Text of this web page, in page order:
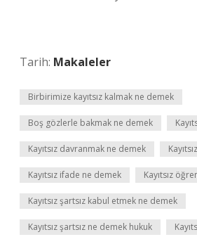
Tarih: Makaleler
Birbirimize kayıtsız kalmak ne demek
Boş gözlerle bakmak ne demek
Kayıtsız davranmak ne demek
Kayıtsız ifade ne demek Kayıtsız
Kayıtsız şartsız kabul etmek ne demek
Kayıtsız şartsız ne demek hukuk